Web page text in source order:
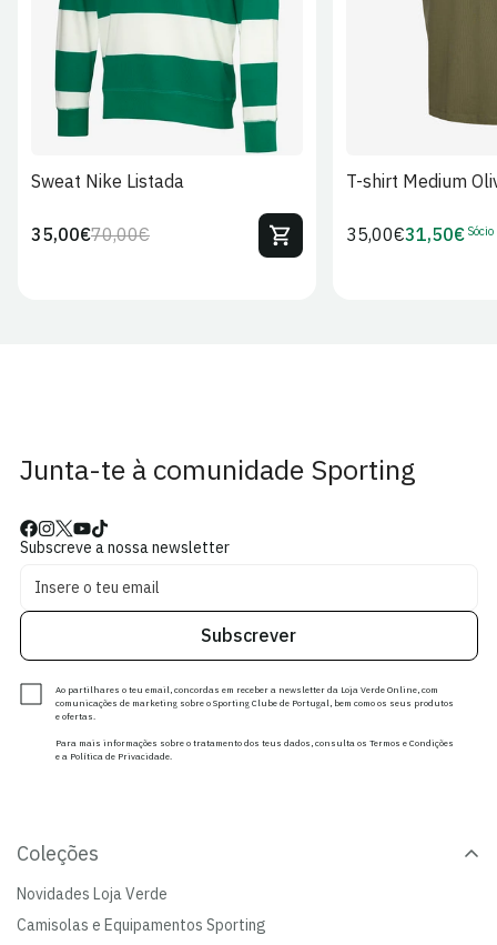
Sweat Nike Listada
Preço
70,00€Preço
35,00€
T-shirt Medium
Preço
35,00€Preço
31,50€ Sócio
Junta-te à comunidade Sporting
Subscreve a nossa newsletter
Subscrever
Ao partilhares o teu email, concordas em receber a newsletter da Loja Verde Online, com
comunicações de marketing sobre o Sporting Clube de Portugal, bem como os seus produtos
e ofertas.
Para mais informações sobre o tratamento dos teus dados, consulta os Termos e Condições
e a Política de Privacidade.
Coleções
Novidades Loja Verde
Camisolas e Equipamentos Sporting